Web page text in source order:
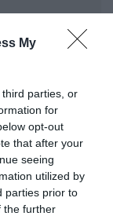
My
parties, or
for
opt-out
that after your
seeing
utilized by
parties prior to
the further